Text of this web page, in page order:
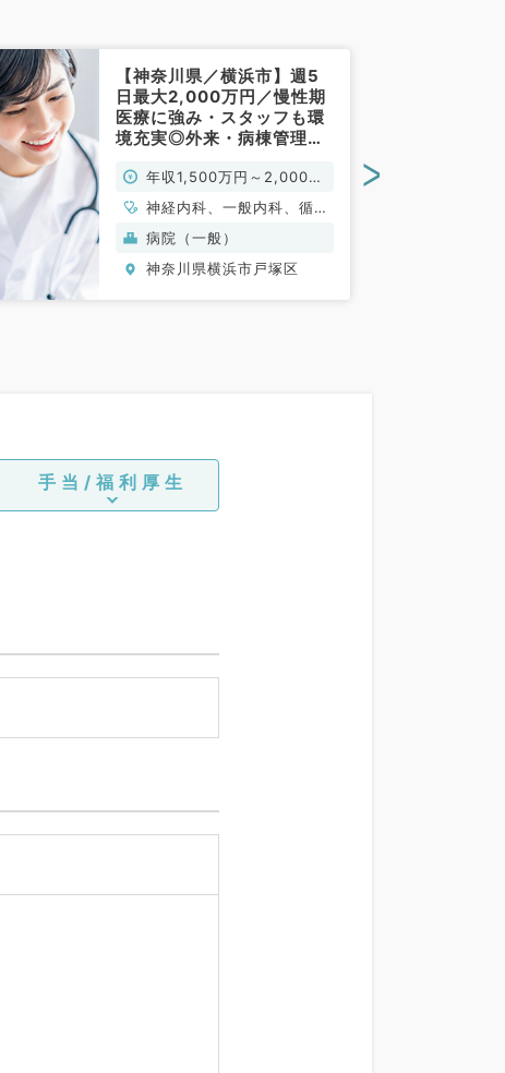
【神奈川県／横浜市】週5
日最大2,000万円／慢性期
医療に強み・スタッフも環
境充実◎外来・病棟管理・
仕事◎マイカー通勤可能
（総合診療科／常勤）
年収1,500万円～2,000万
円
神経内科、一般内科、循環
器内科、呼吸器内科、消化
器内科、内分泌・代謝内
科、腎臓内科、老年内科、
病院（一般）
神奈川県横浜市戸塚区
>
手当/福利厚生